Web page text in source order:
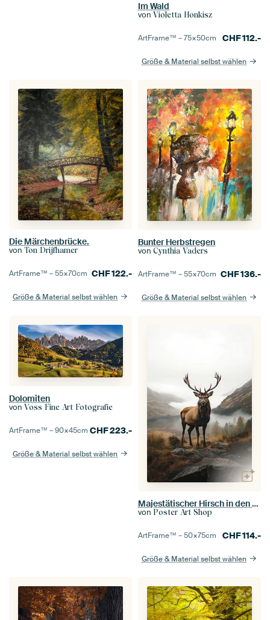
Im Wald
von Violetta Honkisz
ArtFrame™ –75×50cm CHF112.-
Größe & Material selbst wählen
Die Märchenbrücke.
von Ton Drijfhamer
ArtFrame™ –55×70cm CHF122.-
Größe & Material selbst wählen
Bunter Herbstregen
von Cynthia Vaders
ArtFrame™ –55×70cm CHF136.-
Größe & Material selbst wählen
Dolomiten
von Voss Fine Art Fotografie
ArtFrame™ –90×45cm CHF223.-
Größe & Material selbst wählen
Majestätischer Hirsch in den Bergen
von Poster Art Shop
ArtFrame™ –50×75cm CHF114.-
Größe & Material selbst wählen